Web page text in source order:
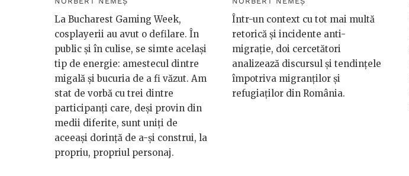
La Bucharest Gaming Week,
cosplayerii au avut o defilare. În
public și în culise, se simte același
tip de energie: amestecul dintre
migală și bucuria de a fi văzut. Am
stat de vorbă cu trei dintre
participanți care, deși provin din
medii diferite, sunt uniți de
aceeași dorință de a-și construi, la
propriu, propriul personaj.
Într-un context cu tot mai multă
retorică și incidente anti-
migrație, doi cercetători
analizează discursul și tendințele
împotriva migranților și
refugiaților din România.